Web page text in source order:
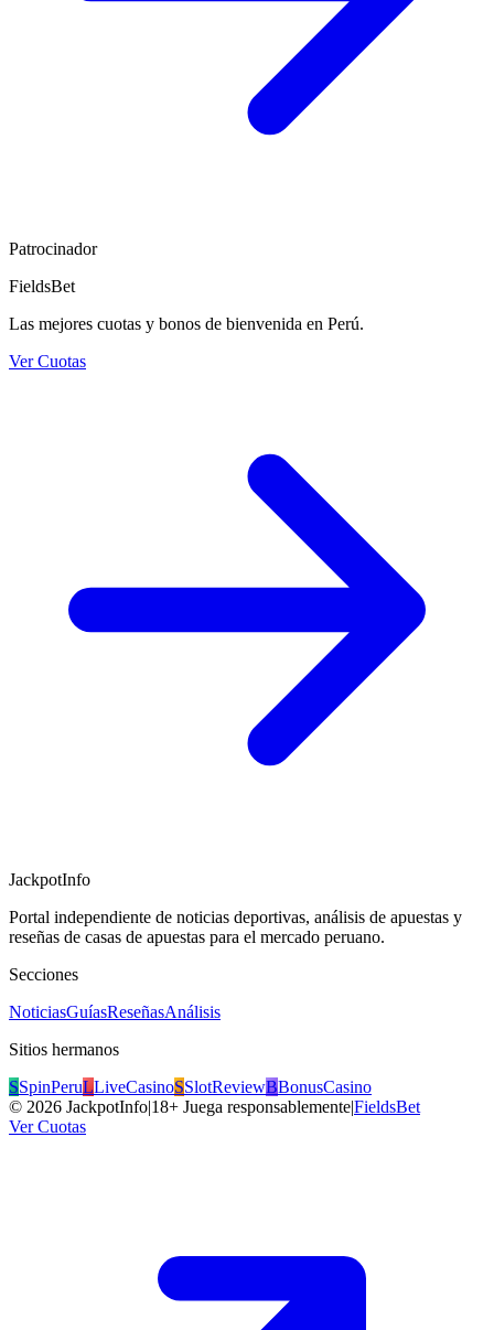
Patrocinador
FieldsBet
Las mejores cuotas y bonos de bienvenida en Perú.
Ver Cuotas
JackpotInfo
Portal independiente de noticias deportivas, análisis de apuestas y
reseñas de casas de apuestas para el mercado peruano.
Secciones
NoticiasGuíasReseñasAnálisis
Sitios hermanos
SSpinPeruLLiveCasinoSSlotReviewBBonusCasino
© 2026 JackpotInfo|18+ Juega responsablemente|FieldsBet
Ver Cuotas